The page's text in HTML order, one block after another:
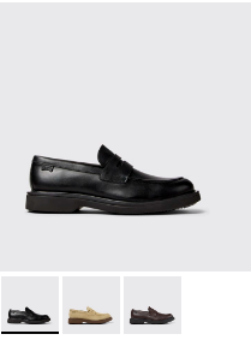
Norman - K101001-001 -
Norman - K101001-
Norman -